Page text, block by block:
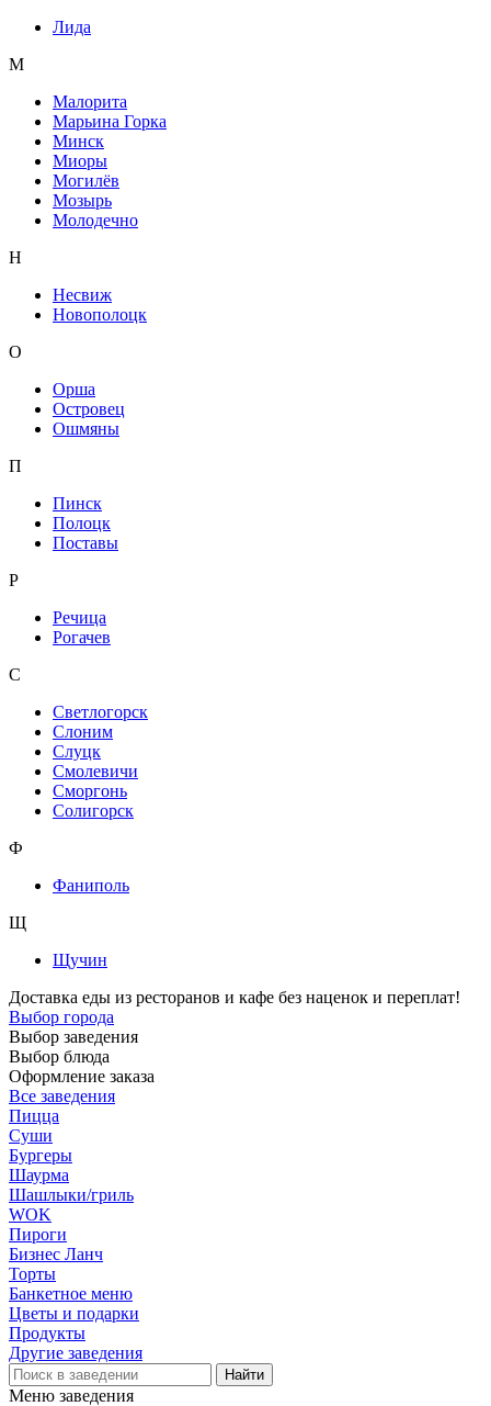
Лида
М
Малорита
Марьина Горка
Минск
Миоры
Могилёв
Мозырь
Молодечно
Н
Несвиж
Новополоцк
О
Орша
Островец
Ошмяны
П
Пинск
Полоцк
Поставы
Р
Речица
Рогачев
С
Светлогорск
Слоним
Слуцк
Смолевичи
Сморгонь
Солигорск
Ф
Фаниполь
Щ
Щучин
Доставка еды из ресторанов и кафе без наценок и переплат!
Выбор города
Выбор заведения
Выбор блюда
Оформление заказа
Все заведения
Пицца
Суши
Бургеры
Шаурма
Шашлыки/гриль
WOK
Пироги
Бизнес Ланч
Торты
Банкетное меню
Цветы и подарки
Продукты
Другие заведения
Меню заведения